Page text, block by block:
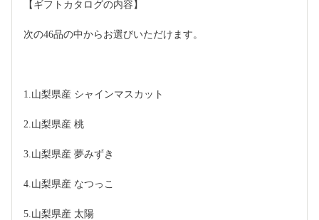
【ギフトカタログの内容】
次の46品の中からお選びいただけます。
1.山梨県産 シャインマスカット
2.山梨県産 桃
3.山梨県産 夢みずき
4.山梨県産 なつっこ
5.山梨県産 太陽